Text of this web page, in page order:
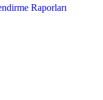
Raporları